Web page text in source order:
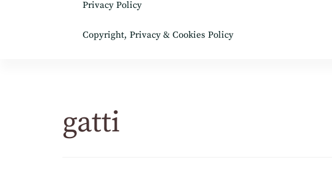
Privacy Policy
Copyright, Privacy & Cookies Policy
gatti